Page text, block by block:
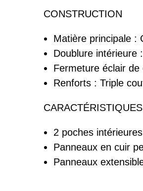
CONSTRUCTION
Matière principale :
Doublure intérieure
Fermeture éclair
Renforts : Triple
2 poches
Panneaux en cuir
Panneaux